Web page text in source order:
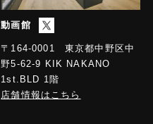
動画館
〒164-0001 東京都中野区中
野5-62-9 KIK NAKANO
1st.BLD 1階
店舗情報はこちら